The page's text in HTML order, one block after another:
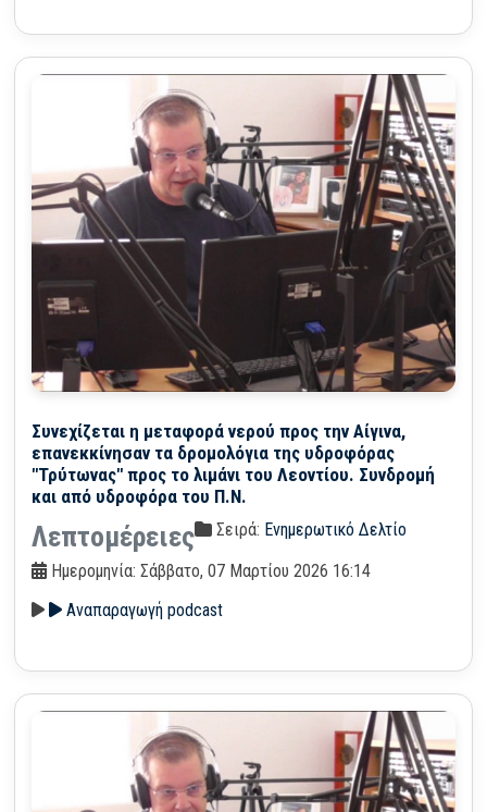
Συνεχίζεται η μεταφορά νερού προς την Αίγινα,
επανεκκίνησαν τα δρομολόγια της υδροφόρας
"Τρύτωνας" προς το λιμάνι του Λεοντίου. Συνδρομή
και από υδροφόρα του Π.Ν.
Λεπτομέρειες Σειρά: Ενημερωτικό Δελτίο
Ημερομηνία: Σάββατο, 07 Μαρτίου 2026 16:14
Αναπαραγωγή podcast